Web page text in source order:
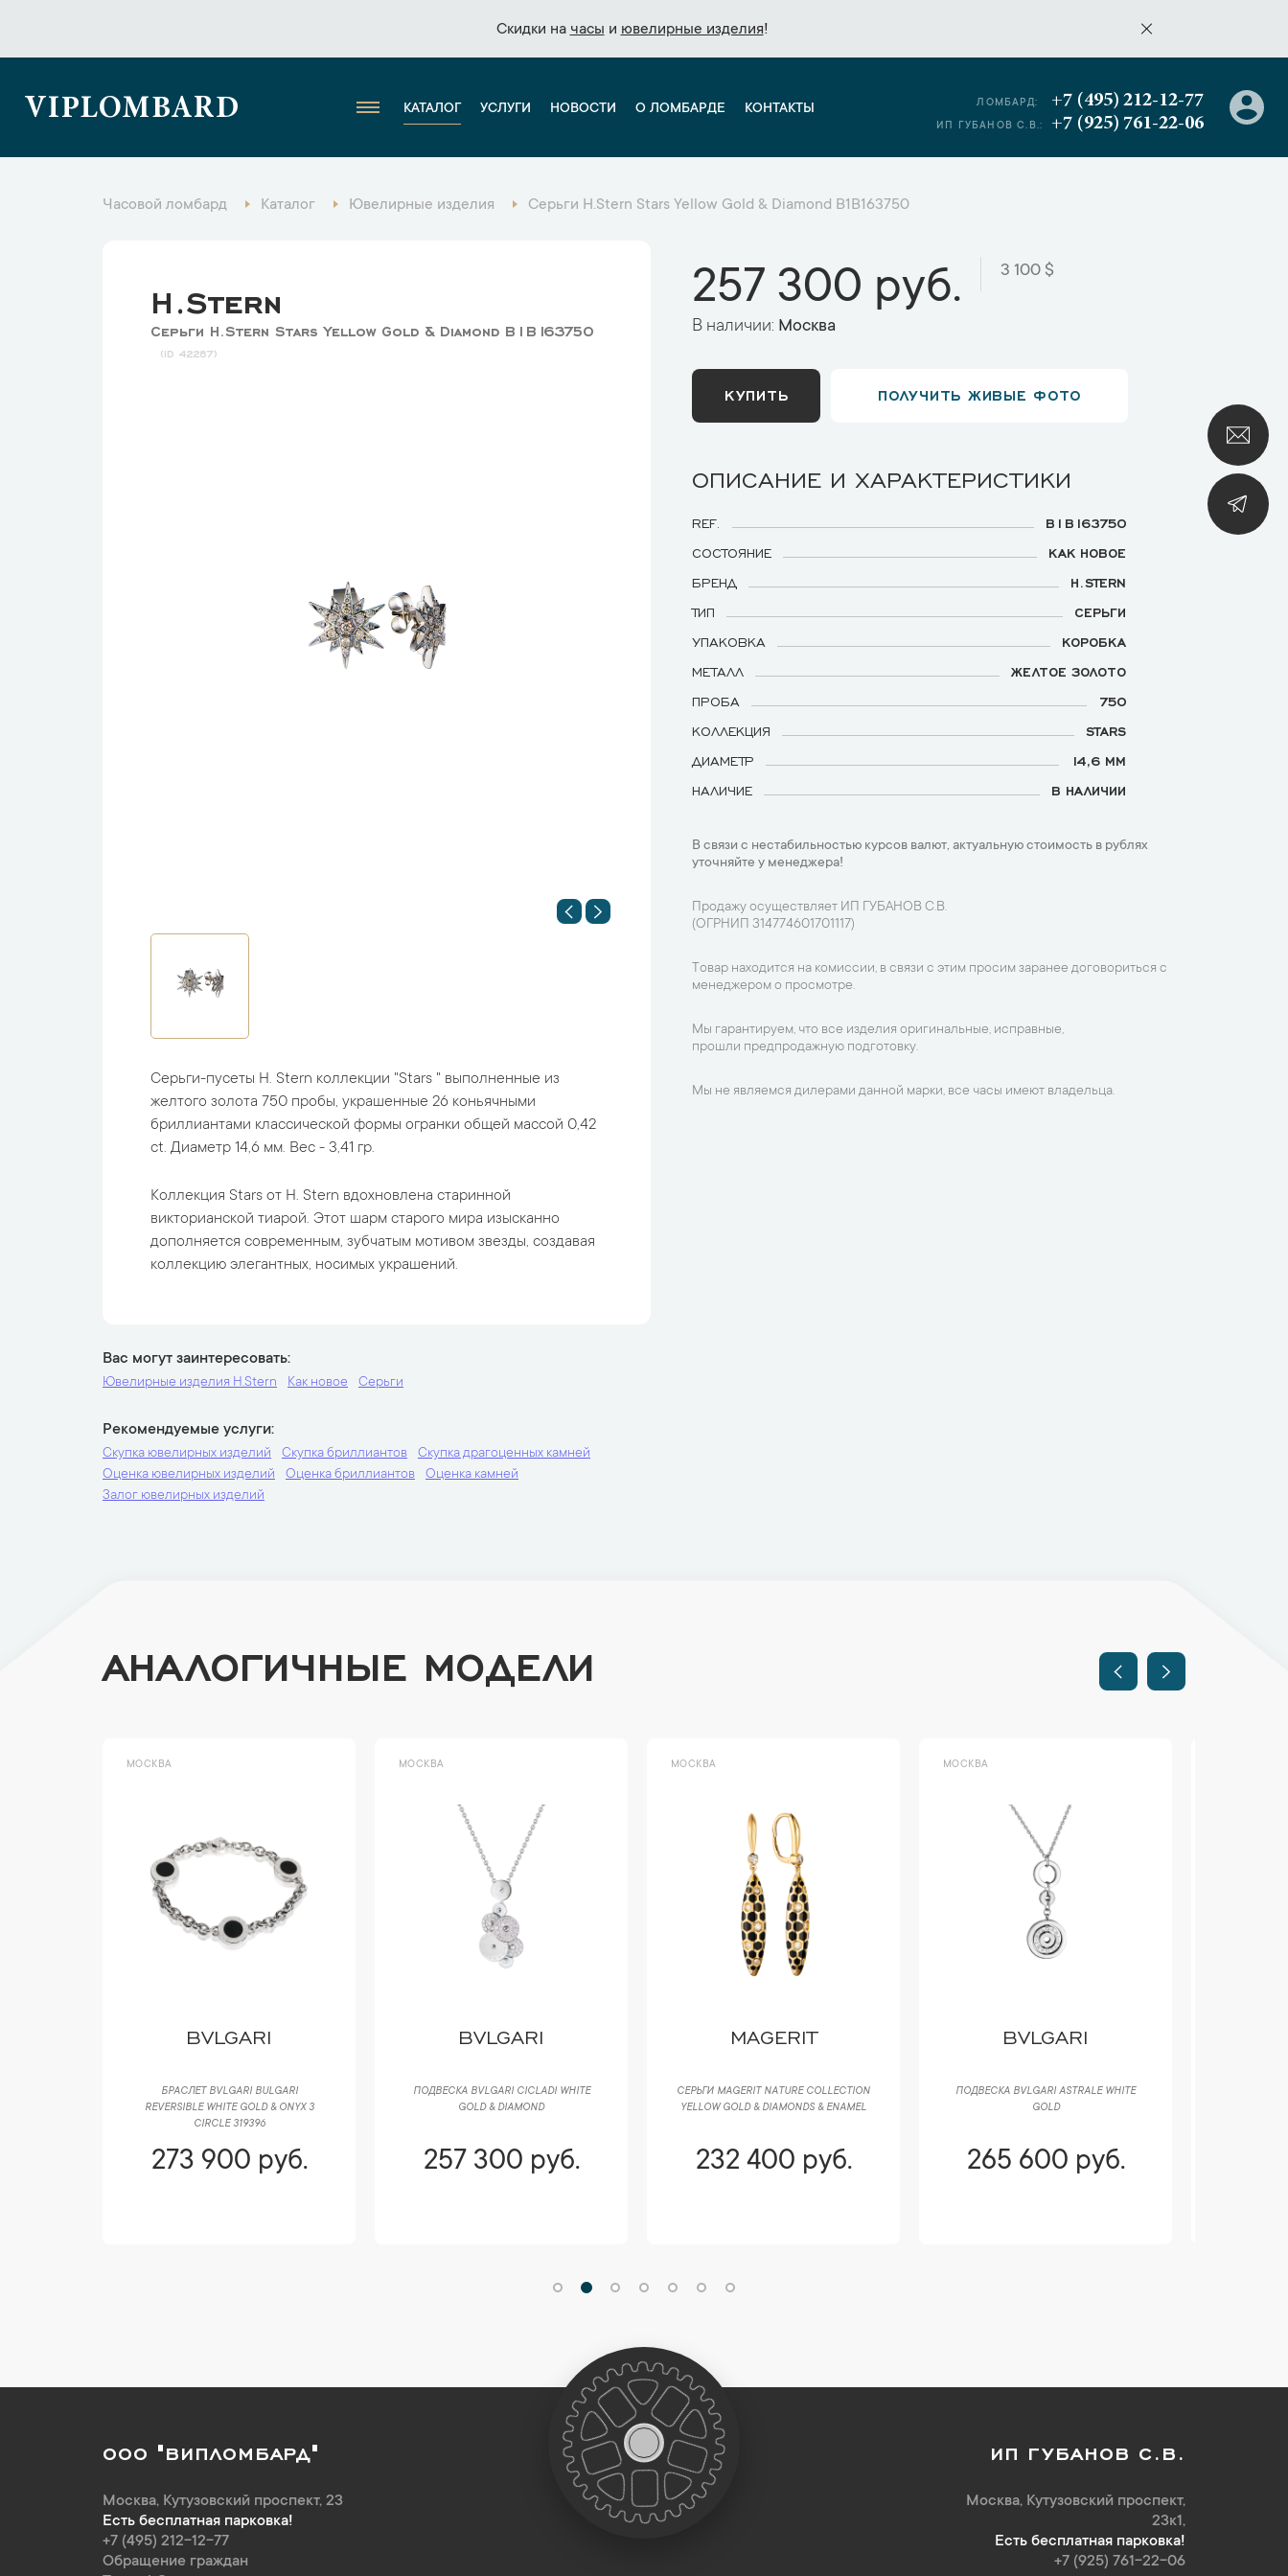
Скидки на часы и ювелирные изделия!
Скидки на часы и ювелирные изделия!
VIPLOMBARD КАТАЛОГ УСЛУГИ НОВОСТИ О ЛОМБАРДЕ КОНТАКТЫ ЛОМБАРД: +7 (495) 212-12-77
ИП ГУБАНОВ С.В.: +7 (925) 761-22-06
Часовой ломбард Каталог Ювелирные изделия Серьги H.Stern Stars Yellow Gold & Diamond B1B163750
H.Stern
Серьги H.Stern Stars Yellow Gold & Diamond B1B163750
42287
Серьги-пусеты H. Stern коллекции "Stars " выполненные из
желтого золота 750 пробы, украшенные 26 коньячными
бриллиантами классической формы огранки общей массой 0,42
ct. Диаметр 14,6 мм. Вес - 3,41 гр.
Коллекция Stars от H. Stern вдохновлена ​​старинной
викторианской тиарой. Этот шарм старого мира изысканно
дополняется современным, зубчатым мотивом звезды, создавая
коллекцию элегантных, носимых украшений.
Вас могут заинтересовать
Ювелирные изделия H.Stern Как новое Серьги
Рекомендуемые услуги
Скупка ювелирных изделий Скупка бриллиантов
Скупка драгоценных камней
Оценка ювелирных изделий
Оценка бриллиантов
Оценка камней
Залог ювелирных изделий
257 300 руб. 3 100 $
В наличии: Москва
КУПИТЬ ПОЛУЧИТЬ ЖИВЫЕ ФОТО
ОПИСАНИЕ И ХАРАКТЕРИСТИКИ
REF.
B1B163750
СОСТОЯНИЕ
КАК НОВОЕ
БРЕНД
H.STERN
ТИП
СЕРЬГИ
УПАКОВКА
КОРОБКА
МЕТАЛЛ
ЖЕЛТОЕ ЗОЛОТО
ПРОБА
750
КОЛЛЕКЦИЯ
STARS
ДИАМЕТР
14,6 ММ
НАЛИЧИЕ
В НАЛИЧИИ
В связи с нестабильностью курсов валют, актуальную стоимость в рублях
уточняйте у менеджера!
Продажу осуществляет ИП ГУБАНОВ С.В.
(ОГРНИП 314774601701117)
Товар находится на комиссии, в связи с этим просим заранее договориться с
менеджером о просмотре.
Мы гарантируем, что все изделия оригинальные, исправные,
прошли предпродажную подготовку.
Мы не являемся дилерами данной марки, все часы имеют владельца.
АНАЛОГИЧНЫЕ МОДЕЛИ
МОСКВА
BVLGARI
БРАСЛЕТ BVLGARI BULGARI
REVERSIBLE WHITE GOLD & ONYX 3
CIRCLE 319396
273 900 руб.
МОСКВА
BVLGARI
ПОДВЕСКА BVLGARI CICLADI WHITE
GOLD & DIAMOND
257 300 руб.
МОСКВА
MAGERIT
СЕРЬГИ MAGERIT NATURE COLLECTION
YELLOW GOLD & DIAMONDS & ENAMEL
232 400 руб.
МОСКВА
BVLGARI
ПОДВЕСКА BVLGARI ASTRALE WHITE
GOLD
265 600 руб.
ООО "ВИПЛОМБАРД"
Москва, Кутузовский проспект, 23
Есть бесплатная парковка!
+7 (495) 212-12-77
Обращение граждан
ИП ГУБАНОВ С.В.
Москва, Кутузовский проспект,
23к1,
Есть бесплатная парковка!
+7 (925) 761-22-06